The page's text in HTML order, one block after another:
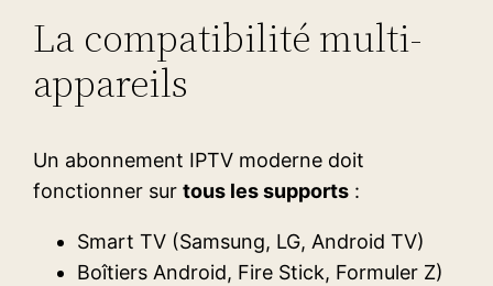
La compatibilité multi-
appareils
Un abonnement IPTV moderne doit
fonctionner surtous les supports :
Smart TV (Samsung, LG, Android TV)
Boîtiers Android, Fire Stick, Formuler Z)